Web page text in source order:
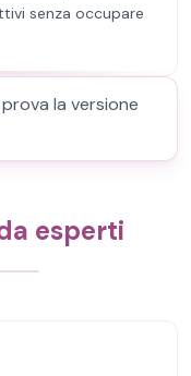
senza occupare
la versione
esperti